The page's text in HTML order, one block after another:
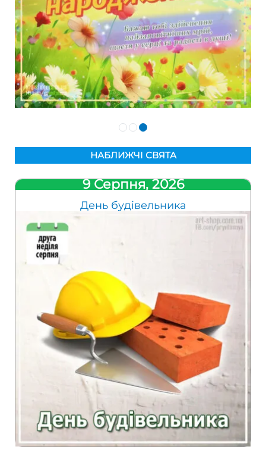
НАБЛИЖЧІ СВЯТА
9 Серпня, 2026
День будівельника